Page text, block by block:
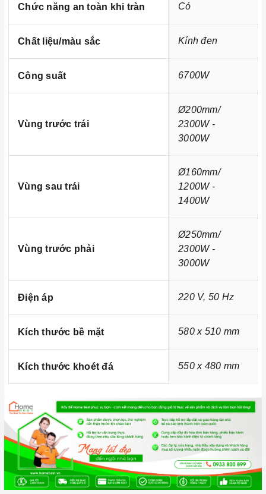
Chúng tôi không chỉ biết bán mà còn quan tâm đến trải nghiệm
sản phẩm và các dịch vụ sau bán hàng, bên cạnh việc cung
cấp và phân phối các thiết bị nhà bếp cao cấp thì vấn đề bảo trì
và bảo dưỡng sản phẩm luôn được Home Best lưu tâm.
Home Best Care
Home Best Care - Trung tâm sửa chữa,
lắp đặt thiết bị Miền Nam
Chức năng an toàn khi tràn Có
Chất liệu/màu sắc Kính đen
Công suất 6700W
Vùng trước trái
Ø200mm/
2300W -
3000W
Vùng sau trái
Ø160mm/
1200W -
1400W
Vùng trước phải
Ø250mm/
2300W -
3000W
Điện áp 220 V, 50 Hz
Kích thước bề mặt 580 x 510 mm
Kích thước khoét đá 550 x 480 mm